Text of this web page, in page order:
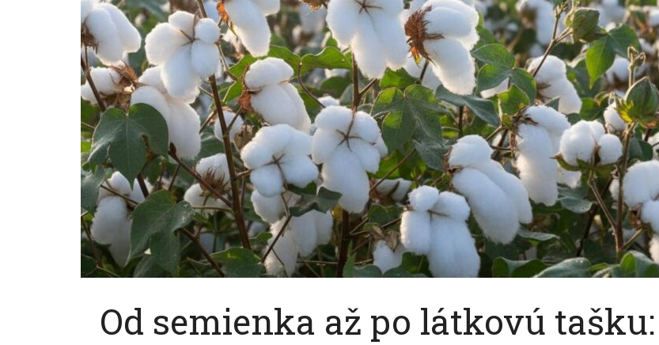
Od semienka až po látkovú tašku: